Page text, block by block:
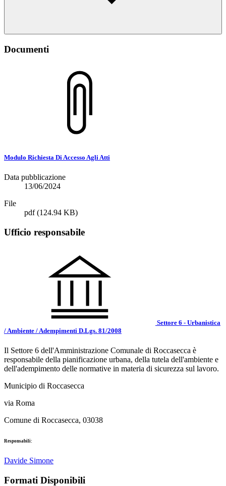
Documenti
Modulo Richiesta Di Accesso Agli Atti
Data pubblicazione
13/06/2024
File
pdf(124.94 KB)
Ufficio responsabile
Settore 6 - Urbanistica
/ Ambiente / Adempimenti D.Lgs. 81/2008
Il Settore 6 dell'Amministrazione Comunale di Roccasecca è
responsabile della pianificazione urbana, della tutela dell'ambiente e
dell'adempimento delle normative in materia di sicurezza sul lavoro.
Municipio di Roccasecca
via Roma
Comune di Roccasecca, 03038
Responsabili:
Davide Simone
Formati Disponibili